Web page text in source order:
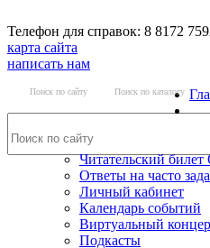
Телефон для справок: 8 8172
карта сайта
написать нам
Поиск по сайту Поиск по каталогу
Читательский
Ответы на часто
Личный кабинет
Календарь событий
Виртуальный
Подкасты